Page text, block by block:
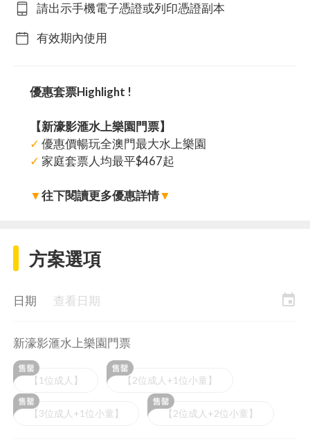
請出示手機電子憑證或列印憑證副本
有效期內使用
優惠套票Highlight !
【新濠影滙水上樂園門票】
✓ 優惠價暢玩全澳門最大水上樂園
✓ 家庭套票人均最平$467起
▼往下閱讀更多優惠詳情▼
方案選項
日期 查看日期 event
新濠影滙水上樂園門票
【1位成人】 【2位成人+1位小童】
【3位成人+1位小童】 【2位成人+2位小童】